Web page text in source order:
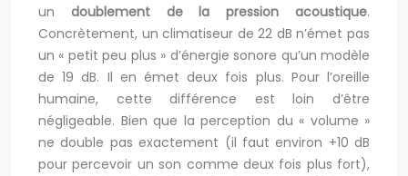
un doublement de la pression acoustique.
Concrètement, un climatiseur de 22 dB n’émet pas
un « petit peu plus » d’énergie sonore qu’un modèle
de 19 dB. Il en émet deux fois plus. Pour l’oreille
humaine, cette différence est loin d’être
négligeable. Bien que la perception du « volume »
ne double pas exactement (il faut environ +10 dB
pour percevoir un son comme deux fois plus fort),